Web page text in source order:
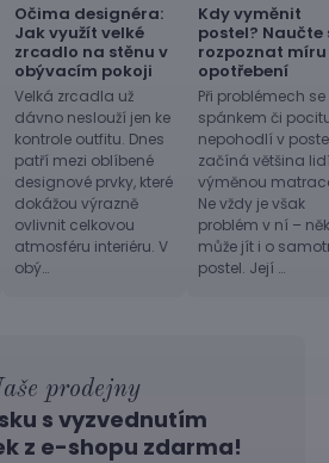
Očima designéra:
Jak využít velké
zrcadlo na stěnu v
obývacím pokoji
Velká zrcadla už
dávno neslouží jen ke
kontrole outfitu. Dnes
patří mezi oblíbené
designové prvky, které
dokážou výrazně
ovlivnit celkovou
atmosféru interiéru. V
obý…
Kdy vyměnit
postel? Naučte
rozpoznat míru
opotřebení
Při problémech se
spánkem či
nepohodlí v
začíná většina
výměnou
Ne vždy je však
problém v ní –
může jít i o
postel. Její …
prodejny
s vyzvednutím
z e-shopu zdarma!